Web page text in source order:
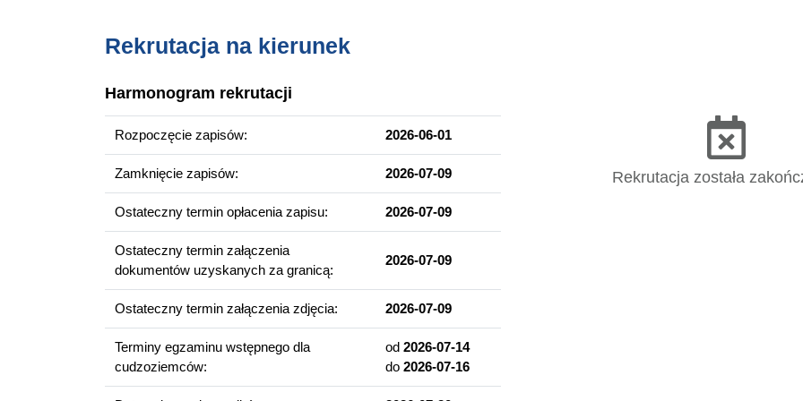
Praktyczna nauka języka angielskiego
Historia kultury chińskiej/Historia polityczna Chin
Wielka Brytania i USA współcześnie
Historia Wysp Brytyjskich/USA
Historia literatury brytyjskiej/amerykańskiej
Kompetencje absolwenta
Na tym kierunku nauczysz się posługiwać się językiem angielskim zgodnie z wymaganiami określonymi dla
językiem chińskim zgodnie z wymaganiami określonymi dla poziomu co najmniej B1 Europejskiego Systemu Opisu
Językowego;
kulturowym, z obszarów kulturowych języka angielskiego i języka chińskiego;
Rekrutacja na kierunek
Harmonogram rekrutacji
Rozpoczęcie zapisów: 2026-06-01
Zamknięcie zapisów: 2026-07-09
Ostateczny termin opłacenia zapisu: 2026-07-09
Ostateczny termin załączenia
dokumentów uzyskanych za granicą:
2026-07-09
Ostateczny termin załączenia zdjęcia: 2026-07-09
Terminy egzaminu wstępnego dla
cudzoziemców:
od 2026-07-14
do 2026-07-16
Rekrutacja została